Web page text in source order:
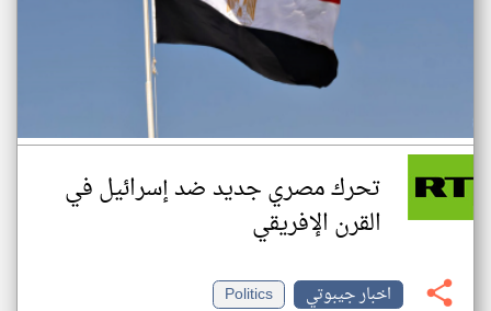
تحرك مصري جديد ضد إسرائيل في
القرن الإفريقي
اخبار جيبوتي
Politics